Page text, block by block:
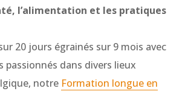
l’alimentation et les pratiques
20 jours égrainés sur 9 mois avec
passionnés dans divers lieux
notre Formation longue en